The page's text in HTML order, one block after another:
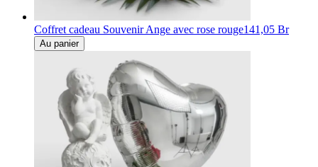
Coffret cadeau Souvenir Ange avec rose rouge141,05 Br
Au panier